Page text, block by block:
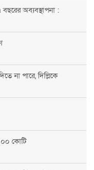
অব্যবস্থাপনা :
না পারে, দিল্লিকে
কোটি